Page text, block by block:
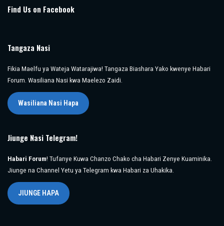
Find Us on Facebook
Tangaza Nasi
Fikia Maelfu ya Wateja Watarajiwa! Tangaza Biashara Yako kwenye Habari
Forum. Wasiliana Nasi kwa Maelezo Zaidi.
Wasiliana Nasi Hapa
Jiunge Nasi Telegram!
Habari Forum! Tufanye Kuwa Chanzo Chako cha Habari Zenye Kuaminika.
Jiunge na Channel Yetu ya Telegram kwa Habari za Uhakika.
JIUNGE HAPA